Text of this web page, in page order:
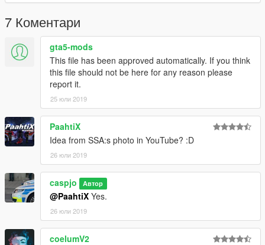
7 Коментари
gta5-mods
This file has been approved automatically. If you think
this file should not be here for any reason please
report it.
25 юли 2019
PaahtiX
Idea from SSA:s photo in YouTube? :D
26 юли 2019
caspjo Автор
@PaahtiX Yes.
26 юли 2019
coelumV2